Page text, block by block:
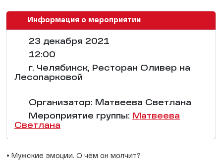
Информация о мероприятии
23 декабря 2021
12:00
г. Челябинск, Ресторан Оливер на
Лесопарковой
Организатор: Матвеева Светлана
Мероприятие группы: Матвеева
Светлана
• Мужские эмоции. О чём он молчит?